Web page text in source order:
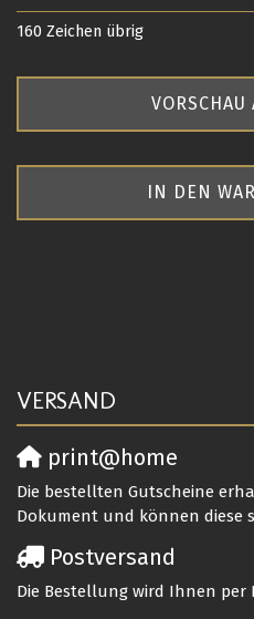
160 Zeichen übrig
VORSCHAU
IN DEN
VERSAND
print@home
Die bestellten Gutscheine
Dokument und können diese
Postversand
Die Bestellung wird Ihnen per